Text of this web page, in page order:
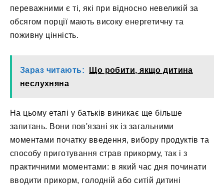
переважними є ті, які при відносно невеликій за
обсягом порції мають високу енергетичну та
поживну цінність.
Зараз читають:
Що робити, якщо дитина
неслухняна
На цьому етапі у батьків виникає ще більше
запитань. Вони пов'язані як із загальними
моментами початку введення, вибору продуктів та
способу приготування страв прикорму, так і з
практичними моментами: в який час дня починати
вводити прикорм, голодній або ситій дитині